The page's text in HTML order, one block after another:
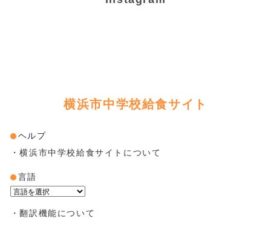
横浜市中学校給食サイト
ヘルプ
・横浜市中学校給食サイトについて
言語
・翻訳機能について